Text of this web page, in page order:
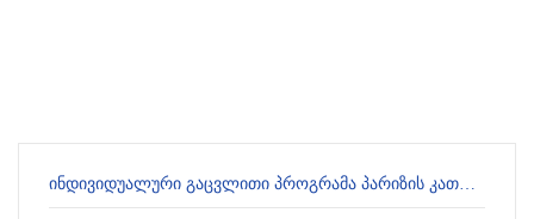
ᲘᲜᲓᲘᲕᲘᲓᲣᲐᲚᲣᲠᲘ ᲒᲐᲪᲕᲚᲘᲗᲘ ᲞᲠᲝᲒᲠᲐᲛᲐ ᲞᲐᲠᲘᲖᲘᲡ ᲙᲐᲗᲝᲚᲘᲙᲣᲠ ᲘᲜᲡᲢᲘᲢᲣᲢᲨᲘ